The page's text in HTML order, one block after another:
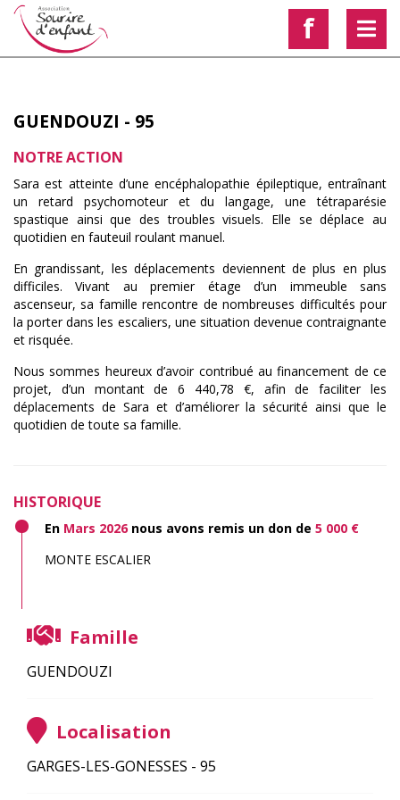
f
GUENDOUZI - 95
NOTRE ACTION
Sara est atteinte d’une encéphalopathie épileptique, entraînant
un retard psychomoteur et du langage, une tétraparésie
spastique ainsi que des troubles visuels. Elle se déplace au
quotidien en fauteuil roulant manuel.
En grandissant, les déplacements deviennent de plus en plus
difficiles. Vivant au premier étage d’un immeuble sans
ascenseur, sa famille rencontre de nombreuses difficultés pour
la porter dans les escaliers, une situation devenue contraignante
et risquée.
Nous sommes heureux d’avoir contribué au financement de ce
projet, d’un montant de 6 440,78 €, afin de faciliter les
déplacements de Sara et d’améliorer la sécurité ainsi que le
quotidien de toute sa famille.
HISTORIQUE
En Mars 2026 nous avons remis un don de 5 000 €
MONTE ESCALIER
Famille
GUENDOUZI
Localisation
GARGES-LES-GONESSES - 95